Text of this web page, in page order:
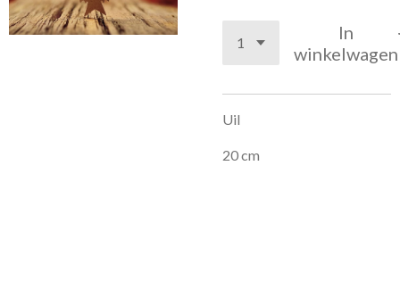
In
winkelwagen
Uil
20 cm